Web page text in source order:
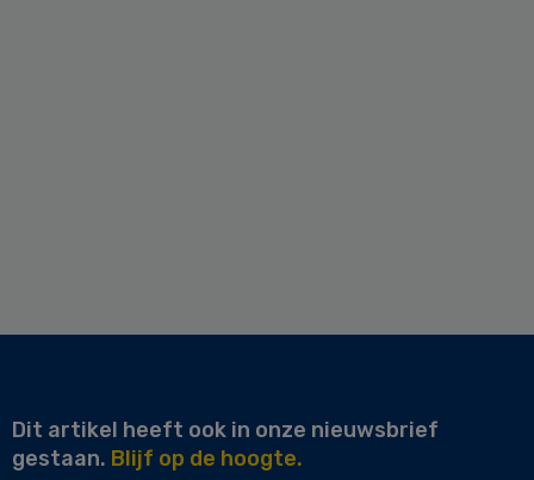
Dit artikel heeft ook in onze nieuwsbrief
gestaan. Blijf op de hoogte.